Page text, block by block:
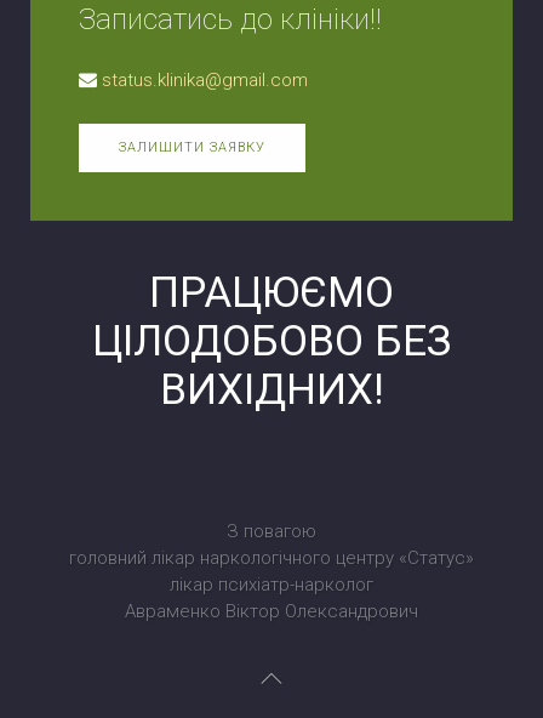
Записатись до клініки!!
status.klinika@gmail.com
ЗАЛИШИТИ ЗАЯВКУ
ПРАЦЮЄМО
ЦІЛОДОБОВО БЕЗ
ВИХІДНИХ!
З повагою
головний лікар наркологічного центру «Статус»
лікар психіатр-нарколог
Авраменко Віктор Олександрович